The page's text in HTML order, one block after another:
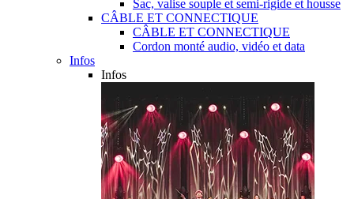
Sac, valise souple et semi-rigide et housse
CÂBLE ET CONNECTIQUE
CÂBLE ET CONNECTIQUE
Cordon monté audio, vidéo et data
Infos
Infos